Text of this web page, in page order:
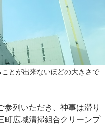
とが出来ないほどの大きさで
参列いただき、神事は滞り
町広域清掃組合クリーンプ